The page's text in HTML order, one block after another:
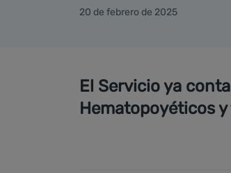
20 de febrero de 2025
El Servicio ya
Hematopoyéticos